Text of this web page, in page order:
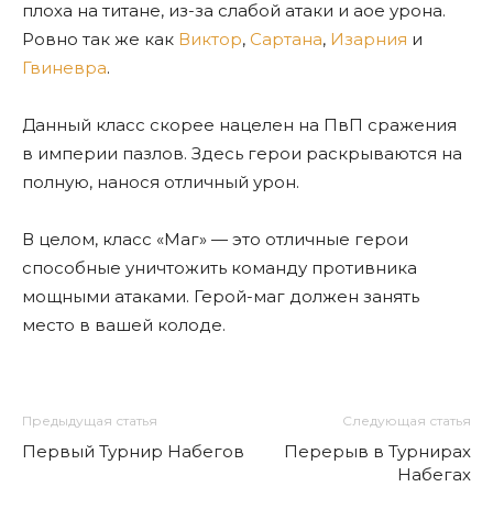
плоха на титане, из-за слабой атаки и аое урона.
Ровно так же как Виктор, Сартана, Изарния и
Гвиневра.
Данный класс скорее нацелен на ПвП сражения
в империи пазлов. Здесь герои раскрываются на
полную, нанося отличный урон.
В целом, класс «Маг» — это отличные герои
способные уничтожить команду противника
мощными атаками. Герой-маг должен занять
место в вашей колоде.
Предыдущая статья
Первый Турнир Набегов
Следующая статья
Перерыв в Турнирах
Набегах